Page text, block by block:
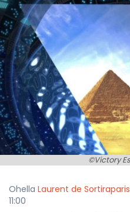
©Victory
Ohella Laurent de Sortiraparis
11:00